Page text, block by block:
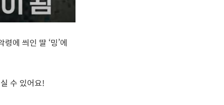
령에 씌인 딸 ‘밍’에
수 있어요!